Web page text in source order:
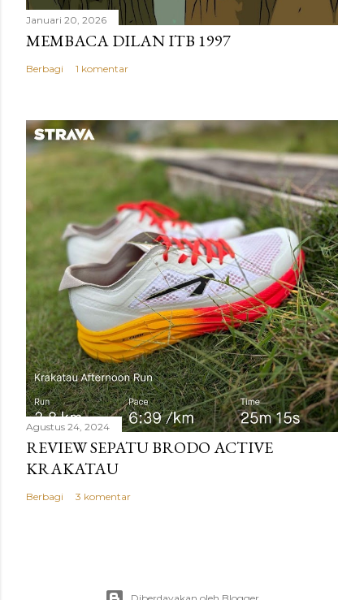
Januari 20, 2026
MEMBACA DILAN ITB 1997
Berbagi 1 komentar
Agustus 24, 2024
REVIEW SEPATU BRODO ACTIVE
KRAKATAU
Berbagi 3 komentar